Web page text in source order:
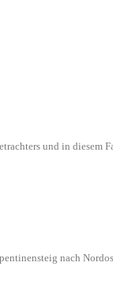
und in diesem
nach